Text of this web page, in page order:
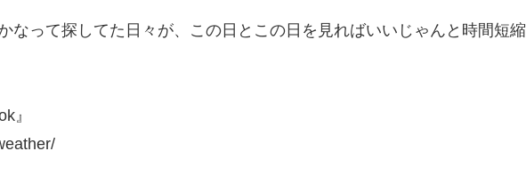
なって探してた日々が、この日とこの日を見ればいいじゃんと時間短縮
』